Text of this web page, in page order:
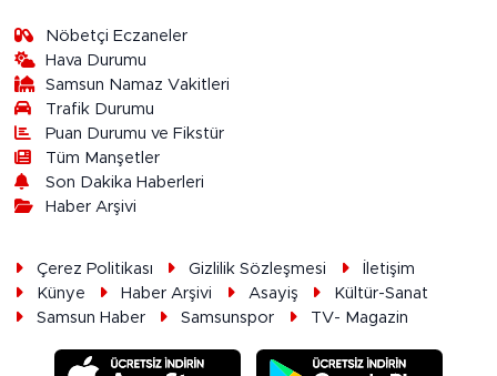
Nöbetçi Eczaneler
Hava Durumu
Samsun Namaz Vakitleri
Trafik Durumu
Puan Durumu ve Fikstür
Tüm Manşetler
Son Dakika Haberleri
Haber Arşivi
Çerez Politikası Gizlilik Sözleşmesi
İletişim
Künye
Haber Arşivi Asayiş
Kültür-Sanat
Samsun Haber
Samsunspor TV- Magazin